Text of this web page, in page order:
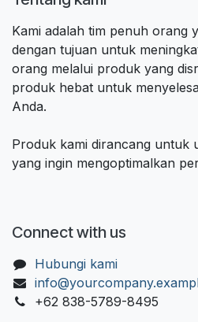
Kami adalah tim penuh orang
dengan tujuan untuk
orang melalui produk yang
produk hebat untuk
Anda.
Produk kami dirancang untuk
yang ingin mengoptimalkan
Connect with us
Hubungi kami
+62 838-5789-8495